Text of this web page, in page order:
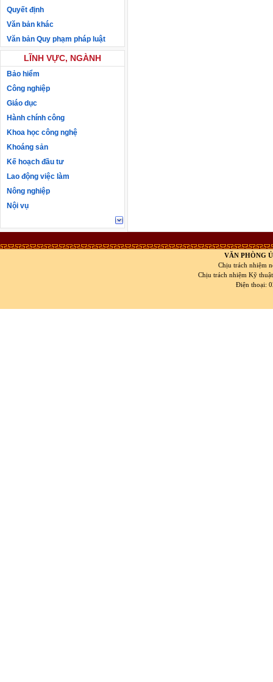
Quyết định
Văn bản khác
Văn bản Quy phạm pháp luật
LĨNH VỰC, NGÀNH
Bảo hiểm
Công nghiệp
Giáo dục
Hành chính công
Khoa học công nghệ
Khoáng sản
Kế hoạch đầu tư
Lao động việc làm
Nông nghiệp
Nội vụ
VĂN PHÒNG
Chịu trách nhiệm
Chịu trách nhiệm Kỹ
Điện thoại: